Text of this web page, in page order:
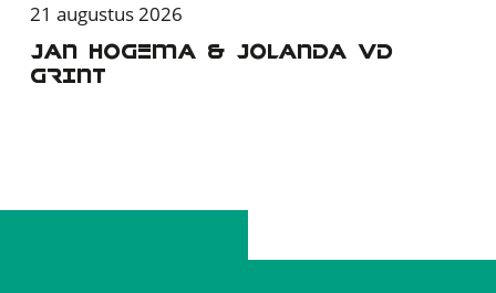
21 augustus 2026
JAN HOGEMA & JOLANDA VD
GRINT